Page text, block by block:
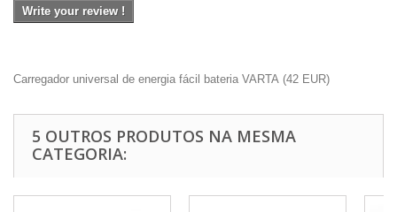
Write your review !
Carregador universal de energia fácil bateria VARTA (42 EUR)
5 OUTROS PRODUTOS NA MESMA
CATEGORIA: